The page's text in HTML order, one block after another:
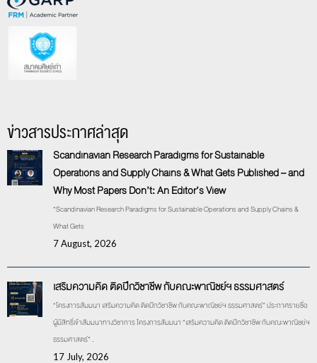
ข่าวสารประกาศล่าสุด
Scandinavian Research Paradigms for Sustainable
Operations and Supply Chains & What Gets Published – and
Why Most Papers Don’t: An Editor’s View
“Scandinavian Research Paradigms for Sustainable Operations and Supply Chains &
What Gets
7 August, 2026
เสริมความคิด ติดปีกวิชาชีพ กับคณะพาณิชย์ฯ ธรรมศาสตร์
“โครงการสัมมนา เสริมความคิด ติดปีกวิชาชีพ กับคณะพาณิชย์ฯ ธรรมศาสตร์” ประกาศรายชื่อ
ผู้มีสิทธิ์เข้าสัมมนาทางวิชาการ โครงการสัมมนา “เสริมความคิด ติดปีกวิชาชีพ กับคณะพาณิชย์ฯ
ธรรมศาสตร์” .
17 July, 2026